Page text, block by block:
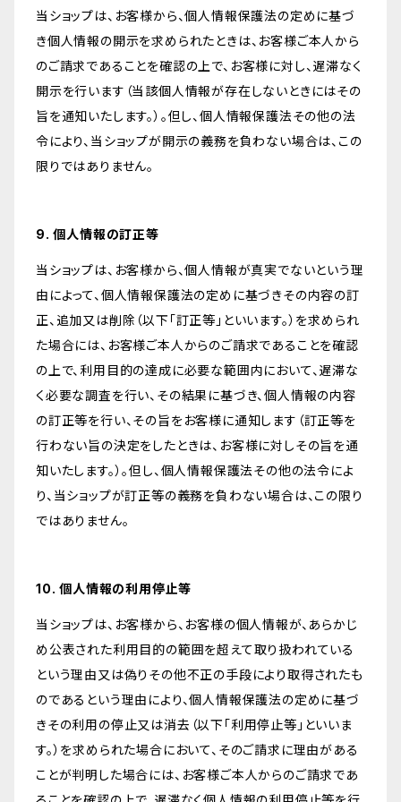
当ショップは、お客様から、個人情報保護法の定めに基づ
き個人情報の開示を求められたときは、お客様ご本人から
のご請求であることを確認の上で、お客様に対し、遅滞なく
開示を行います（当該個人情報が存在しないときにはその
旨を通知いたします。）。但し、個人情報保護法その他の法
令により、当ショップが開示の義務を負わない場合は、この
限りではありません。
9. 個人情報の訂正等
当ショップは、お客様から、個人情報が真実でないという理
由によって、個人情報保護法の定めに基づきその内容の訂
正、追加又は削除（以下「訂正等」といいます。）を求められ
た場合には、お客様ご本人からのご請求であることを確認
の上で、利用目的の達成に必要な範囲内において、遅滞な
く必要な調査を行い、その結果に基づき、個人情報の内容
の訂正等を行い、その旨をお客様に通知します（訂正等を
行わない旨の決定をしたときは、お客様に対しその旨を通
知いたします。）。但し、個人情報保護法その他の法令によ
り、当ショップが訂正等の義務を負わない場合は、この限り
ではありません。
10. 個人情報の利用停止等
当ショップは、お客様から、お客様の個人情報が、あらかじ
め公表された利用目的の範囲を超えて取り扱われている
という理由又は偽りその他不正の手段により取得されたも
のであるという理由により、個人情報保護法の定めに基づ
きその利用の停止又は消去（以下「利用停止等」といいま
す。）を求められた場合において、そのご請求に理由がある
ことが判明した場合には、お客様ご本人からのご請求であ